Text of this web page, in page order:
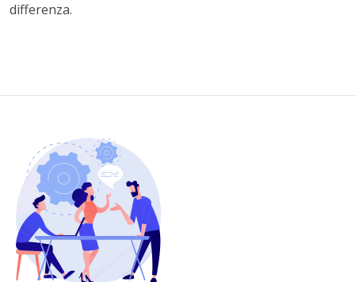
differenza.